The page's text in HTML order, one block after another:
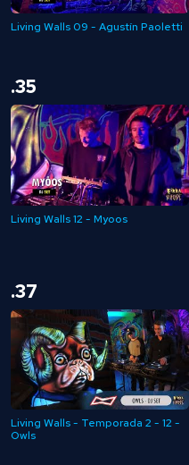
Living Walls 09 - Agustín Paoletti
.35
Living Walls 12 - Myoos
.37
Living Walls - Temporada 2 - 12 -
Owls